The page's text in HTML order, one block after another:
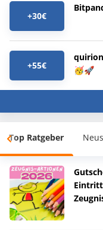
+30€
+55€
🥳🚀
Top Ratgeber